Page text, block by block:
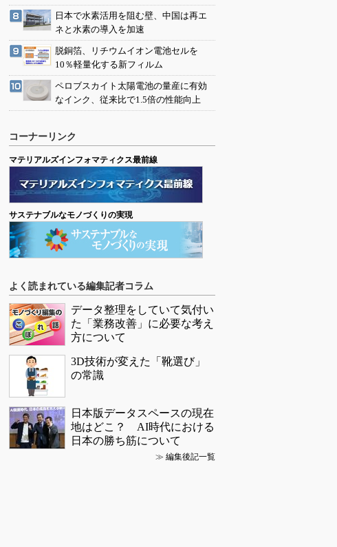
日本で水素活用を阻む壁、中国は再エ
ネと水素の導入を加速
脱銅箔、リチウムイオン電池セルを
10％軽量化する新フィルム
ペロブスカイト太陽電池の量産に有効
なインク、従来比で1.5倍の性能向上
コーナーリンク
マテリアルズインフォマティクス最前線
サステナブルなモノづくりの実現
よく読まれている編集記者コラム
データ整理をしていて気付い
た「業務改善」に必要な考え
方について
3D技術が変えた「靴選び」
の常識
日本版データスペースの現在
地はどこ？ AI時代における
日本の勝ち筋について
≫ 編集後記一覧